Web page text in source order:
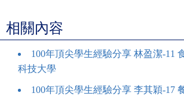
相關內容
100年頂尖學生經驗分享 林盈潔-11
科技大學
100年頂尖學生經驗分享 李其穎-17